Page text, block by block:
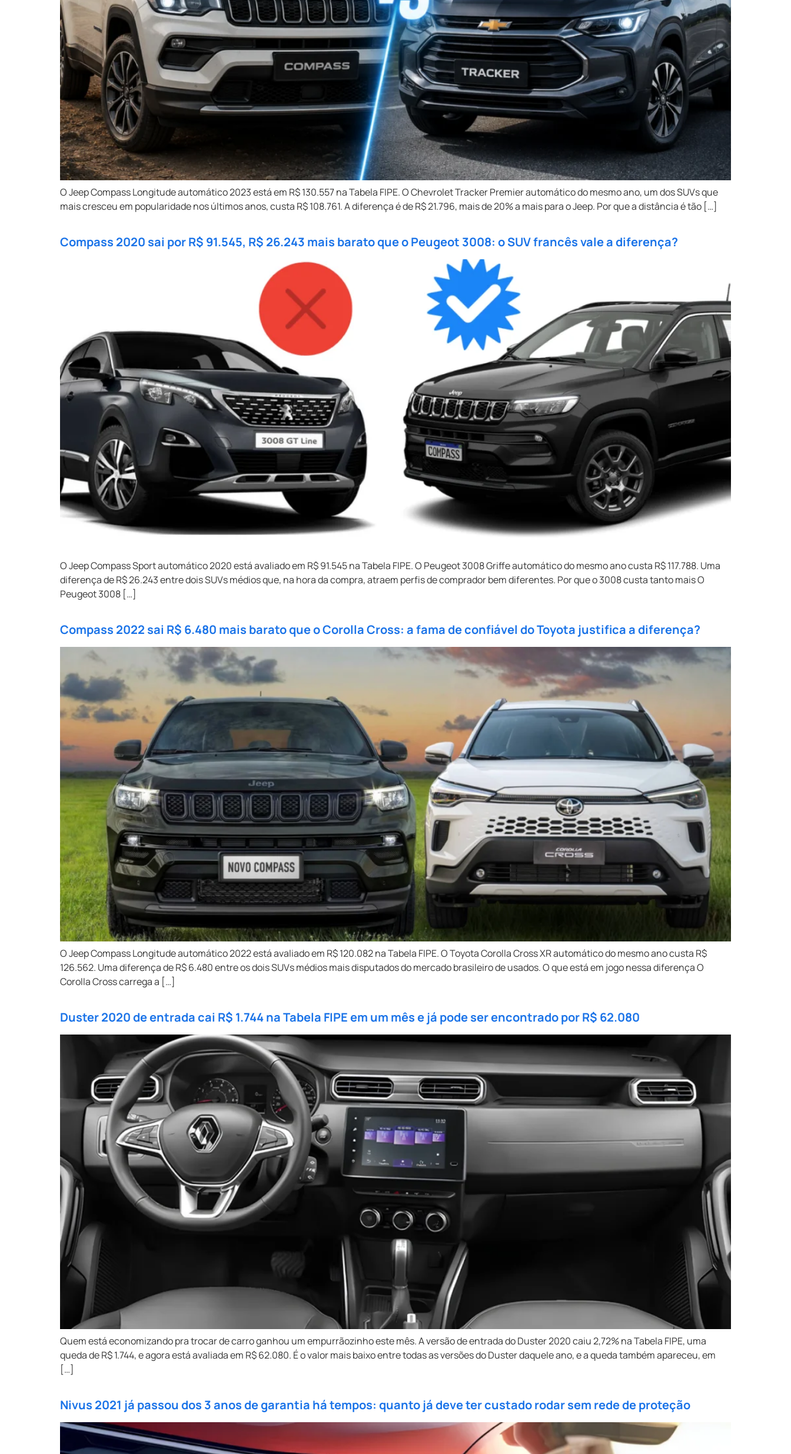
O Jeep Compass Longitude automático 2023 está em R$ 130.557 na Tabela FIPE. O Chevrolet Tracker Premier automático do mesmo ano, um dos SUVs que
mais cresceu em popularidade nos últimos anos, custa R$ 108.761. A diferença é de R$ 21.796, mais de 20% a mais para o Jeep. Por que a distância é tão […]
Compass 2020 sai por R$ 91.545, R$ 26.243 mais barato que o Peugeot 3008: o SUV francês vale a diferença?
O Jeep Compass Sport automático 2020 está avaliado em R$ 91.545 na Tabela FIPE. O Peugeot 3008 Griffe automático do mesmo ano custa R$ 117.788. Uma
diferença de R$ 26.243 entre dois SUVs médios que, na hora da compra, atraem perfis de comprador bem diferentes. Por que o 3008 custa tanto mais O
Peugeot 3008 […]
Compass 2022 sai R$ 6.480 mais barato que o Corolla Cross: a fama de confiável do Toyota justifica a diferença?
O Jeep Compass Longitude automático 2022 está avaliado em R$ 120.082 na Tabela FIPE. O Toyota Corolla Cross XR automático do mesmo ano custa R$
126.562. Uma diferença de R$ 6.480 entre os dois SUVs médios mais disputados do mercado brasileiro de usados. O que está em jogo nessa diferença O
Corolla Cross carrega a […]
Duster 2020 de entrada cai R$ 1.744 na Tabela FIPE em um mês e já pode ser encontrado por R$ 62.080
Quem está economizando pra trocar de carro ganhou um empurrãozinho este mês. A versão de entrada do Duster 2020 caiu 2,72% na Tabela FIPE, uma
queda de R$ 1.744, e agora está avaliada em R$ 62.080. É o valor mais baixo entre todas as versões do Duster daquele ano, e a queda também apareceu, em
[…]
Nivus 2021 já passou dos 3 anos de garantia há tempos: quanto já deve ter custado rodar sem rede de proteção